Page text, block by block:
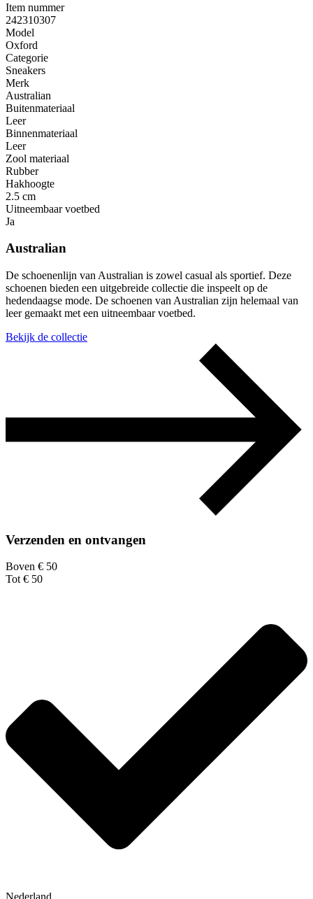
Item nummer
242310307
Model
Oxford
Categorie
Sneakers
Merk
Australian
Buitenmateriaal
Leer
Binnenmateriaal
Leer
Zool materiaal
Rubber
Hakhoogte
2.5 cm
Uitneembaar voetbed
Ja
Australian
De schoenenlijn van Australian is zowel casual als sportief. Deze
schoenen bieden een uitgebreide collectie die inspeelt op de
hedendaagse mode. De schoenen van Australian zijn helemaal van
leer gemaakt met een uitneembaar voetbed.
Bekijk de collectie
Verzenden en ontvangen
Boven € 50
Tot € 50